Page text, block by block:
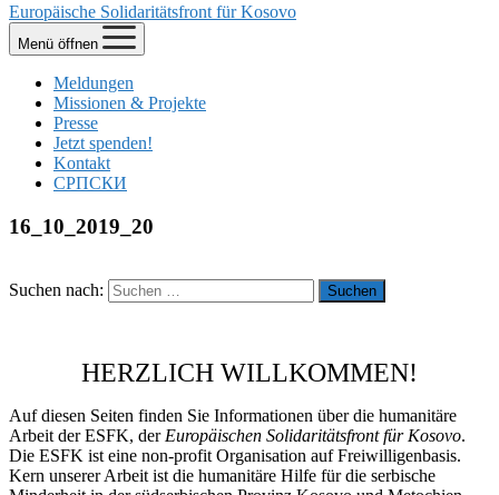
Europäische Solidaritätsfront für Kosovo
Menü öffnen
Meldungen
Missionen & Projekte
Presse
Jetzt spenden!
Kontakt
СРПСКИ
16_10_2019_20
Suchen nach:
HERZLICH WILLKOMMEN!
Auf diesen Seiten finden Sie Informationen über die humanitäre
Arbeit der ESFK, derEuropäischen Solidaritätsfront für Kosovo.
Die ESFK ist eine non-profit Organisation auf Freiwilligenbasis.
Kern unserer Arbeit ist die humanitäre Hilfe für die serbische